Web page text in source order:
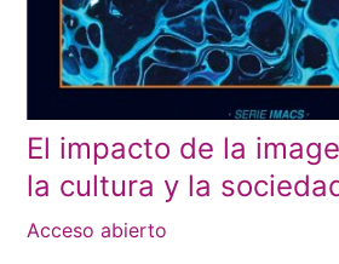
El impacto de la
la cultura y la
Acceso abierto